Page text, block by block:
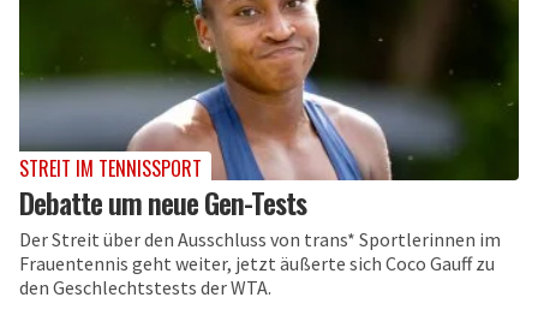
STREIT IM TENNISSPORT
Debatte um neue Gen-Tests
Der Streit über den Ausschluss von trans* Sportlerinnen im
Frauentennis geht weiter, jetzt äußerte sich Coco Gauff zu
den Geschlechtstests der WTA.